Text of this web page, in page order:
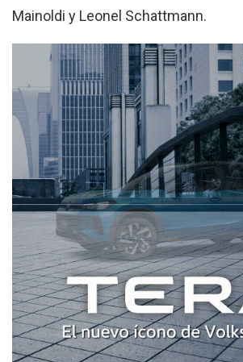
Mainoldi y Leonel Schattmann.